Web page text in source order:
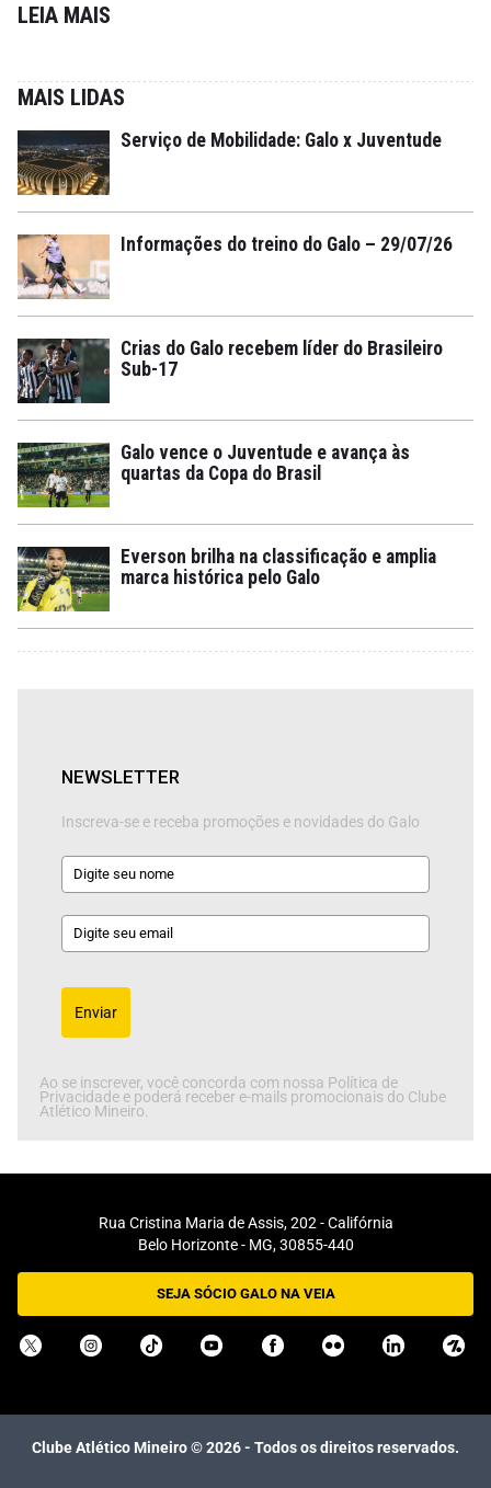
LEIA MAIS
MAIS LIDAS
Serviço de Mobilidade: Galo x Juventude
Informações do treino do Galo – 29/07/26
Crias do Galo recebem líder do Brasileiro
Sub-17
Galo vence o Juventude e avança às
quartas da Copa do Brasil
Everson brilha na classificação e amplia
marca histórica pelo Galo
NEWSLETTER
Inscreva-se e receba promoções e novidades do Galo
Enviar
Ao se inscrever, você concorda com nossa Política de
Privacidade e poderá receber e-mails promocionais do Clube
Atlético Mineiro.
Rua Cristina Maria de Assis, 202 - Califórnia
Belo Horizonte - MG, 30855-440
SEJA SÓCIO GALO NA VEIA
Clube Atlético Mineiro ©2026- Todos os direitos reservados.